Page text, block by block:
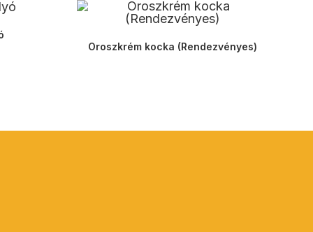
Oroszkrém kocka (Rendezvényes)